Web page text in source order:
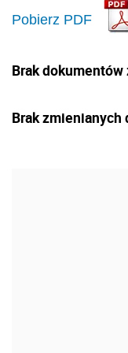
Pobierz PDF
Brak
Brak zmienianych